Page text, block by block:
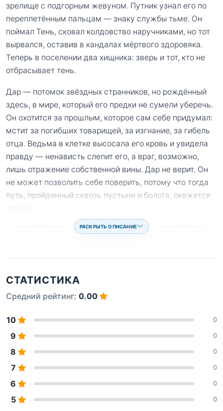
зрелище с подгорным жевуном. Путник узнал его по
переплетённым пальцам — знаку службы тьме. Он
поймал Тень, сковал колдовство наручниками, но тот
вырвался, оставив в кандалах мёртвого здоровяка.
Теперь в поселении два хищника: зверь и тот, кто не
отбрасывает тень.
Дар — потомок звёздных странников, но рождённый
здесь, в мире, который его предки не сумели уберечь.
Он охотится за прошлым, которое сам себе придумал:
мстит за погибших товарищей, за изгнание, за гибель
отца. Ведьма в клетке высосала его кровь и увидела
правду — ненависть слепит его, а враг, возможно,
лишь отражение собственной вины. Дар не верит. Он
не может позволить себе поверить, потому что тогда
путь, пройденный сквозь пустыни и болота, окажется
РАСКРЫТЬ ОПИСАНИЕ
СТАТИСТИКА
Средний рейтинг: 0.00
10 0
9 0
8 0
7 0
6 0
5 0